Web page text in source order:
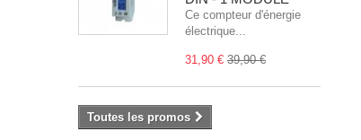
Ce compteur d'énergie
électrique...
31,90 € 39,90 €
Toutes les promos